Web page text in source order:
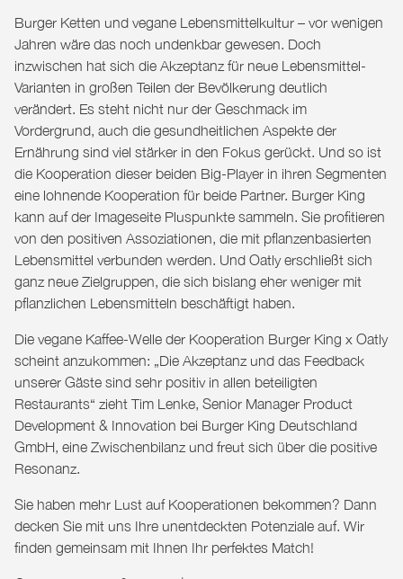
Burger Ketten und vegane Lebensmittelkultur – vor wenigen
Jahren wäre das noch undenkbar gewesen. Doch
inzwischen hat sich die Akzeptanz für neue Lebensmittel-
Varianten in großen Teilen der Bevölkerung deutlich
verändert. Es steht nicht nur der Geschmack im
Vordergrund, auch die gesundheitlichen Aspekte der
Ernährung sind viel stärker in den Fokus gerückt. Und so ist
die Kooperation dieser beiden Big-Player in ihren Segmenten
eine lohnende Kooperation für beide Partner. Burger King
kann auf der Imageseite Pluspunkte sammeln. Sie profitieren
von den positiven Assoziationen, die mit pflanzenbasierten
Lebensmittel verbunden werden. Und Oatly erschließt sich
ganz neue Zielgruppen, die sich bislang eher weniger mit
pflanzlichen Lebensmitteln beschäftigt haben.
Die vegane Kaffee-Welle der Kooperation Burger King x Oatly
scheint anzukommen: „Die Akzeptanz und das Feedback
unserer Gäste sind sehr positiv in allen beteiligten
Restaurants“ zieht Tim Lenke, Senior Manager Product
Development & Innovation bei Burger King Deutschland
GmbH, eine Zwischenbilanz und freut sich über die positive
Resonanz.
Sie haben mehr Lust auf Kooperationen bekommen? Dann
decken Sie mit uns Ihre unentdeckten Potenziale auf. Wir
finden gemeinsam mit Ihnen Ihr perfektes Match!